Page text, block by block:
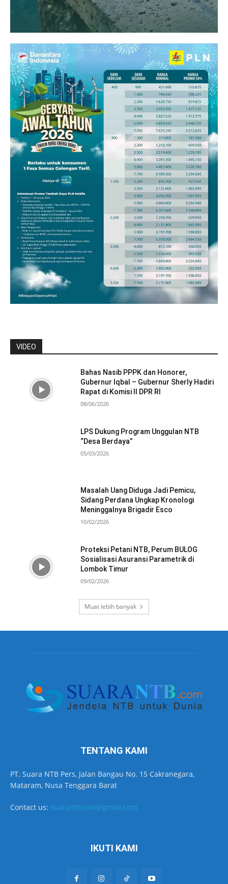
VIDEO
Bahas Nasib PPPK dan Honorer,
Gubernur Iqbal – Gubernur Sherly Hadiri
Rapat di Komisi II DPR RI
08/06/2026
LPS Dukung Program Unggulan NTB
“Desa Berdaya”
05/03/2026
Masalah Uang Diduga Jadi Pemicu,
Sidang Perdana Ungkap Kronologi
Meninggalnya Brigadir Esco
10/02/2026
Proteksi Petani NTB, Perum BULOG
Sosialisasi Asuransi Parametrik di
Lombok Timur
09/02/2026
Muat lebih banyak
TENTANG KAMI
PT. Suara NTB Pers, Jalan Bangau No. 15 Cakranegara,
Mataram, Nusa Tenggara Barat
Contact us: suarantbcom@gmail.com
IKUTI KAMI